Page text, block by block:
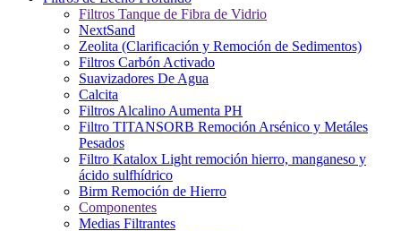
Filtros Tanque de Fibra de Vidrio
NextSand
Zeolita (Clarificación y Remoción de Sedimentos)
Filtros Carbón Activado
Suavizadores De Agua
Calcita
Filtros Alcalino Aumenta PH
Filtro TITANSORB Remoción Arsénico y Metáles
Pesados
Filtro Katalox Light remoción hierro, manganeso y
ácido sulfhídrico
Birm Remoción de Hierro
Componentes
Medias Filtrantes